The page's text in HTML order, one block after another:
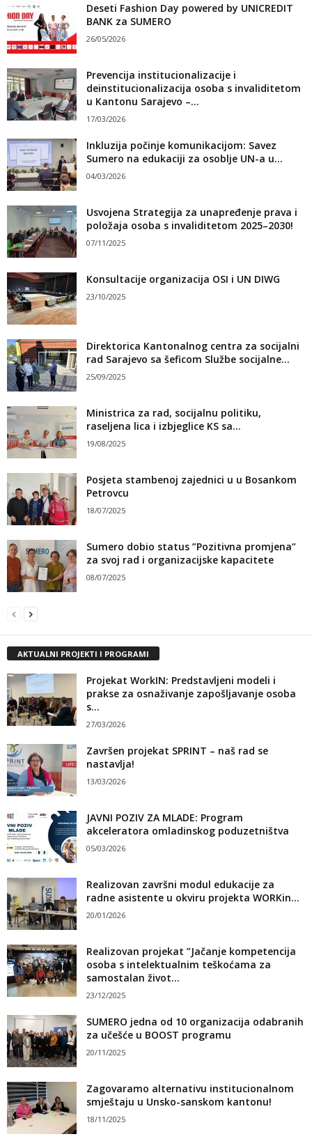
Deseti Fashion Day powered by UNICREDIT
BANK za SUMERO
26/05/2026
Prevencija institucionalizacije i
deinstitucionalizacija osoba s invaliditetom
u Kantonu Sarajevo –...
17/03/2026
Inkluzija počinje komunikacijom: Savez
Sumero na edukaciji za osoblje UN-a u...
04/03/2026
Usvojena Strategija za unapređenje prava i
položaja osoba s invaliditetom 2025–2030!
07/11/2025
Konsultacije organizacija OSI i UN DIWG
23/10/2025
Direktorica Kantonalnog centra za socijalni
rad Sarajevo sa šeficom Službe socijalne...
25/09/2025
Ministrica za rad, socijalnu politiku,
raseljena lica i izbjeglice KS sa...
19/08/2025
Posjeta stambenoj zajednici u u Bosankom
Petrovcu
18/07/2025
Sumero dobio status ”Pozitivna promjena”
za svoj rad i organizacijske kapacitete
08/07/2025
AKTUALNI PROJEKTI I PROGRAMI
Projekat WorkIN: Predstavljeni modeli i
prakse za osnaživanje zapošljavanje osoba
s...
27/03/2026
Završen projekat SPRINT – naš rad se
nastavlja!
13/03/2026
JAVNI POZIV ZA MLADE: Program
akceleratora omladinskog poduzetništva
05/03/2026
Realizovan završni modul edukacije za
radne asistente u okviru projekta WORKin...
20/01/2026
Realizovan projekat ”Jačanje kompetencija
osoba s intelektualnim teškoćama za
samostalan život...
23/12/2025
SUMERO jedna od 10 organizacija odabranih
za učešće u BOOST programu
20/11/2025
Zagovaramo alternativu institucionalnom
smještaju u Unsko-sanskom kantonu!
18/11/2025